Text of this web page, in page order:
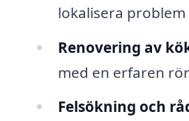
lokalisera
Renovering av
med en erfaren
Felsökning och